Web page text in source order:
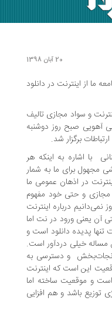
20 آبان 1398
ما از اینترنت در دانلود
و سواد مجازی تالیف
آهویی صبح روز دوشنبه
با اشاره به اینکه هر
مجهول برای ما به شمار
در اذهان عمومی ما
مجازی و حتی خود مفهوم
درباره اینترنت
آن یعنی ورود در نت اما
پدیده دانلود است و
مساله خیلی دردآور است.
نجات‌بخش و دسترسی به
این است که اینترنت
و موقعیت ساخته اما
توزیع باشد و هم افزایی